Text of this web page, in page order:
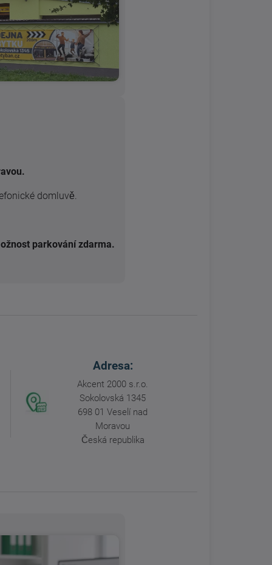
domluvě.
parkování zdarma.
Adresa:
Akcent 2000 s.r.o.
Sokolovská 1345
698 01 Veselí nad
Moravou
Česká republika